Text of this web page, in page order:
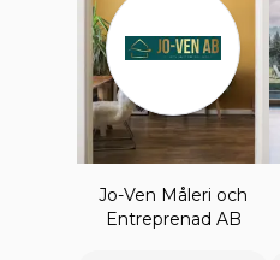
Jo-Ven Måleri och
Entreprenad AB